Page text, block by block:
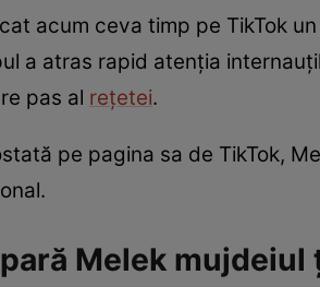
acum ceva timp pe TikTok
a atras rapid atenția
pas al rețetei.
pe pagina sa de TikTok,
Melek mujdeiul